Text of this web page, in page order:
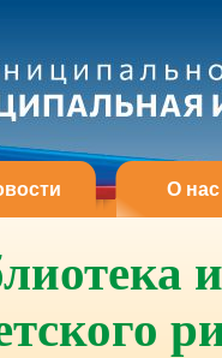
О нас